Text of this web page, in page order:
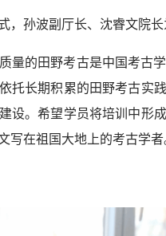
，孙波副厅长、沈睿文院
量的田野考古是中国考古
托长期积累的田野考古实
设。希望学员将培训中形
写在祖国大地上的考古学者